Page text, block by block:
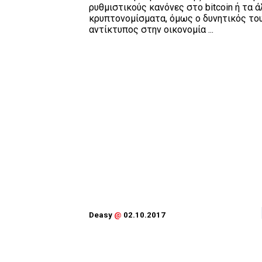
ρυθμιστικούς κανόνες στο bitcoin ή τα
κρυπτονομίσματα, όμως ο δυνητικός
αντίκτυπος στην οικονομία ...
Deasy @ 02.10.2017